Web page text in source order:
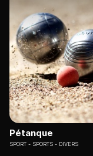
Pétanque
SPORT SPORTS - DIVERS